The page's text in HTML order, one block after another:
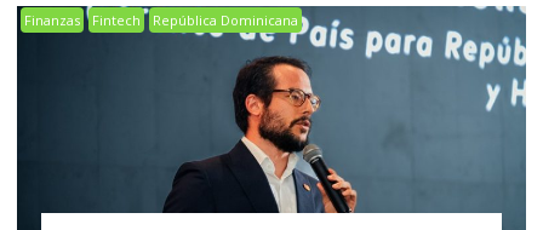
Finanzas Fintech República Dominicana